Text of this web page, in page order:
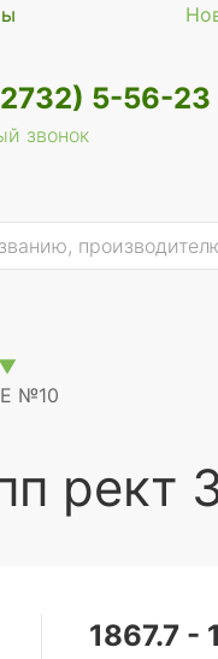
5-56-23
звонок
▼
№10
1867.7 -